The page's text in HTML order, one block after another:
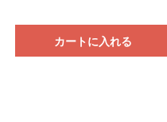
カートに入れる